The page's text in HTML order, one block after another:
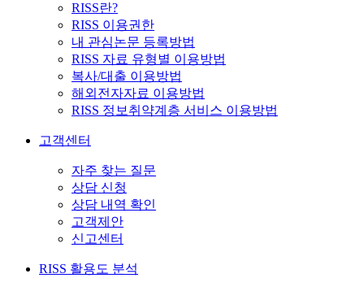
RISS란?
RISS 이용권한
내 관심논문 등록방법
RISS 자료 유형별 이용방법
복사/대출 이용방법
해외전자자료 이용방법
RISS 정보취약계층 서비스 이용방법
고객센터
자주 찾는 질문
상담 신청
상담 내역 확인
고객제안
신고센터
RISS 활용도 분석